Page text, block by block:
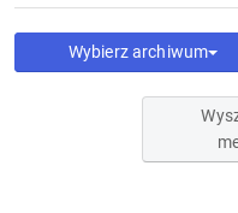
Wybierz archiwum